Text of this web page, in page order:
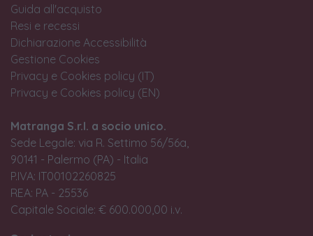
Guida all'acquisto
Resi e recessi
Dichiarazione Accessibilità
Gestione Cookies
Privacy e Cookies policy (IT)
Privacy e Cookies policy (EN)
Matranga S.r.l. a socio unico.
Sede Legale: via R. Settimo 56/56a,
90141 - Palermo (PA) - Italia
P.IVA: IT00102260825
REA: PA - 25536
Capitale Sociale: € 600.000,00 i.v.